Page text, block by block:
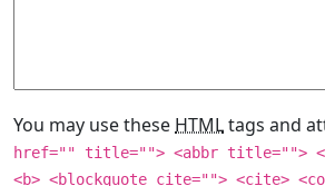
You may use these HTMLtags and
href="" title=""> <abbr title="">
<b> <blockquote cite=""> <cite>